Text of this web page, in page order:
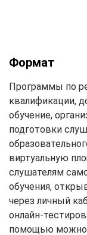
Формат
Программы по
квалификации,
обучение,
подготовки
виртуальную
слушателям
обучения,
через личный
онлайн-
помощью можно